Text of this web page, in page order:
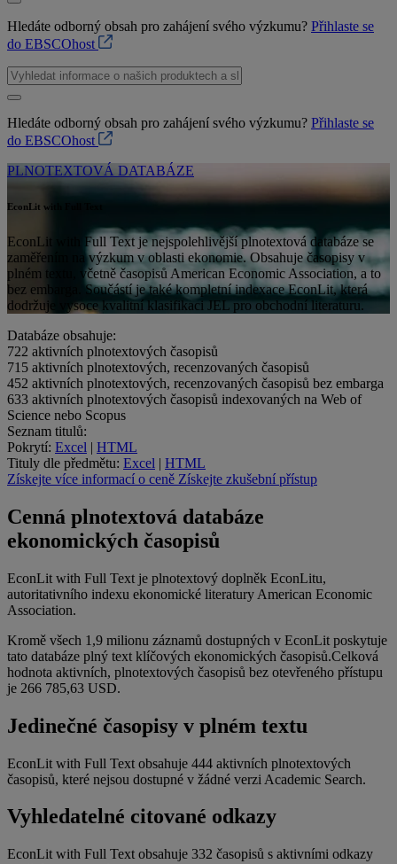
Hledáte odborný obsah pro zahájení svého výzkumu? Přihlaste se
do EBSCOhost
Hledáte odborný obsah pro zahájení svého výzkumu? Přihlaste se
do EBSCOhost
PLNOTEXTOVÁ DATABÁZE
EconLit with Full Text
EconLit with Full Text je nejspolehlivější plnotextová databáze se
zaměřením na výzkum v oblasti ekonomie. Obsahuje časopisy v
plném textu, včetně časopisů American Economic Association, a to
bez embarga. Součástí je také kompletní indexace EconLit, která
dodržuje vysoce kvalitní klasifikaci JEL pro obchodní literaturu.
Databáze obsahuje:
722 aktivních plnotextových časopisů
715 aktivních plnotextových, recenzovaných časopisů
452 aktivních plnotextových, recenzovaných časopisů bez embarga
633 aktivních plnotextových časopisů indexovaných na Web of
Science nebo Scopus
Seznam titulů:
Pokrytí: Excel | HTML
Tituly dle předmětu: Excel | HTML
Získejte více informací o ceně Získejte zkušební přístup
Cenná plnotextová databáze
ekonomických časopisů
EconLit with Full Text je plnotextový doplněk EconLitu,
autoritativního indexu ekonomické literatury American Economic
Association.
Kromě všech 1,9 milionu záznamů dostupných v EconLit poskytuje
tato databáze plný text klíčových ekonomických časopisů.Celková
hodnota aktivních, plnotextových časopisů bez otevřeného přístupu
je 266 785,63 USD.
Jedinečné časopisy v plném textu
EconLit with Full Text obsahuje 444 aktivních plnotextových
časopisů, které nejsou dostupné v žádné verzi Academic Search.
Vyhledatelné citované odkazy
EconLit with Full Text obsahuje 332 časopisů s aktivními odkazy